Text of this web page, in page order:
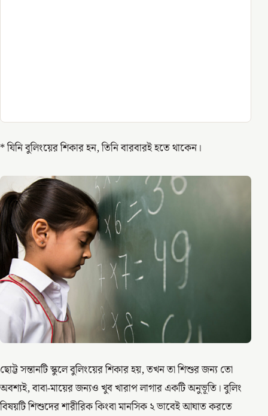
* যিনি বুলিংয়ের শিকার হন, তিনি বারবারই হতে থাকেন।
ছোট্ট সন্তানটি স্কুলে বুলিংয়ের শিকার হয়, তখন তা শিশুর জন্য তো
অবশ্যই, বাবা-মায়ের জন্যও খুব খারাপ লাগার একটি অনুভূতি। বুলিং
বিষয়টি শিশুদের শারীরিক কিংবা মানসিক ২ ভাবেই আঘাত করতে